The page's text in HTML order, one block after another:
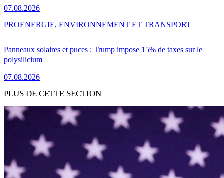
07.08.2026
Panneaux solaires et puces : Trump impose 15% de taxes sur le
polysilicium
07.08.2026
PROENERGIE, ENVIRONNEMENT ET TRANSPORT
PLUS DE CETTE SECTION